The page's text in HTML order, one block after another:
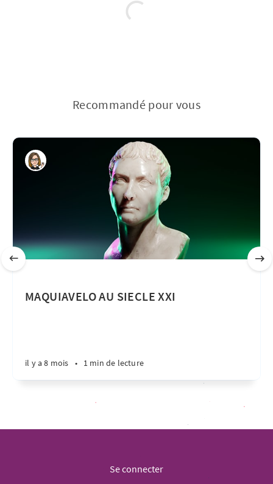
Recommandé pour vous
MAQUIAVELO AU SIECLE XXI
il y a 8 mois • 1 min de lecture
Se connecter